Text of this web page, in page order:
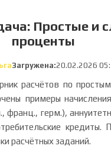
Простые и
проценты
Загружена:20.02.2026
расчётов по
примеры
франц., герм.),
кредиты.
расчётных заданий.